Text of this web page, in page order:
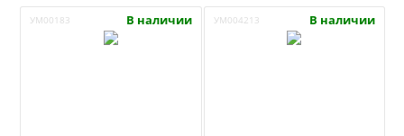
УМ00183 В наличии УМ004213 В наличии